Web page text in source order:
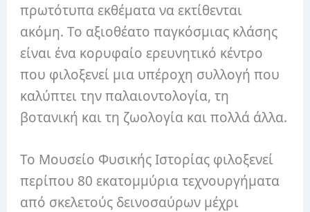
πρωτότυπα εκθέματα να εκτίθενται
ακόμη. Το αξιοθέατο παγκόσμιας κλάσης
είναι ένα κορυφαίο ερευνητικό κέντρο
που φιλοξενεί μια υπέροχη συλλογή που
καλύπτει την παλαιοντολογία, τη
βοτανική και τη ζωολογία και πολλά άλλα.
Το Μουσείο Φυσικής Ιστορίας φιλοξενεί
περίπου 80 εκατομμύρια τεχνουργήματα
από σκελετούς δεινοσαύρων μέχρι